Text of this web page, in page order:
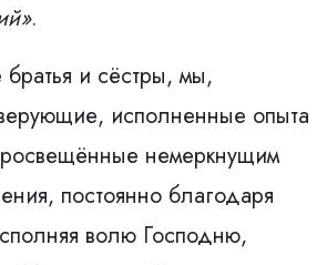
.
и сёстры, мы,
исполненные опыта
немеркнущим
постоянно благодаря
волю Господню,